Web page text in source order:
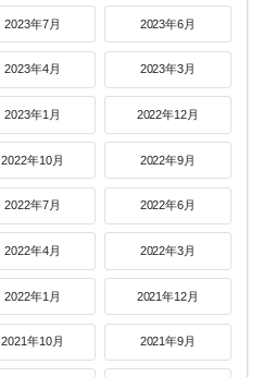
2023年7月 2023年6月
2023年4月 2023年3月
2023年1月 2022年12月
2022年10月 2022年9月
2022年7月 2022年6月
2022年4月 2022年3月
2022年1月 2021年12月
2021年10月 2021年9月